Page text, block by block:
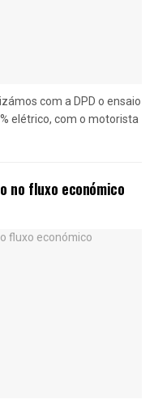
com a DPD o ensaio
elétrico, com o motorista
no fluxo económico